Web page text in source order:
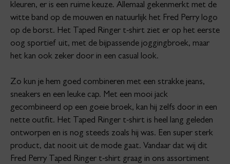
kleuren, er is een ruime keuze. Allemaal gekenmerkt met de
witte band op de mouwen en natuurlijk het Fred Perry logo
op de borst. Het Taped Ringer t-shirt ziet er op het eerste
oog sportief uit, met de bijpassende joggingbroek, maar
het kan ook zeker door in een casual look.
Zo kun je hem goed combineren met een strakke jeans,
sneakers en een leuke cap. Met een mooi jack
gecombineerd op een goeie broek, kan hij zelfs door in een
nette outfit. Het Taped Ringer t-shirt is heel lang geleden
ontworpen en is nog steeds zoals hij was. Een super sterk
product, dat nooit uit de mode gaat. Vandaar dat wij dit
Fred Perry Taped Ringer t-shirt graag in ons assortiment